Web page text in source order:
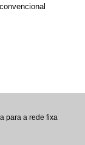
para a rede fixa